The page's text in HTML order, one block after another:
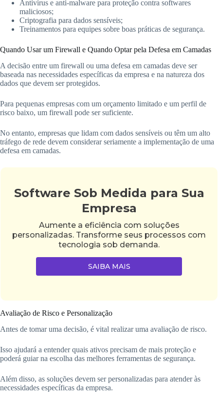
Antivírus e anti-malware para proteção contra softwares
maliciosos;
Criptografia para dados sensíveis;
Treinamentos para equipes sobre boas práticas de segurança.
Quando Usar um Firewall e Quando Optar pela Defesa em Camadas
A decisão entre um firewall ou uma defesa em camadas deve ser
baseada nas necessidades específicas da empresa e na natureza dos
dados que devem ser protegidos.
Para pequenas empresas com um orçamento limitado e um perfil de
risco baixo, um firewall pode ser suficiente.
No entanto, empresas que lidam com dados sensíveis ou têm um alto
tráfego de rede devem considerar seriamente a implementação de uma
defesa em camadas.
Software Sob Medida para Sua
Empresa
Aumente a eficiência com soluções
personalizadas. Transforme seus processos com
tecnologia sob demanda.
SAIBA MAIS
Avaliação de Risco e Personalização
Antes de tomar uma decisão, é vital realizar uma avaliação de risco.
Isso ajudará a entender quais ativos precisam de mais proteção e
poderá guiar na escolha das melhores ferramentas de segurança.
Além disso, as soluções devem ser personalizadas para atender às
necessidades específicas da empresa.